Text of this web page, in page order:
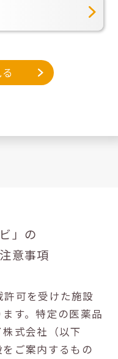
」の
意事項
許可を受けた施設
す。特定の医薬品
式会社（以下
をご案内するもの